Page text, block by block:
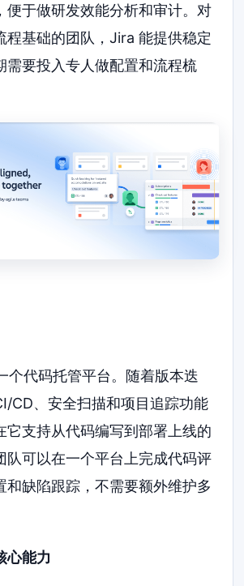
便于做研发效能分析和审计。对
程基础的团队，Jira 能提供稳定
需要投入专人做配置和流程梳
个代码托管平台。随着版本迭
CD、安全扫描和项目追踪功能
它支持从代码编写到部署上线的
队可以在一个平台上完成代码评
和缺陷跟踪，不需要额外维护多
心能力